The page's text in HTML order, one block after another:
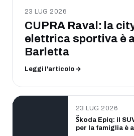
23 LUG 2026
CUPRA Raval: la
elettrica sportiva è
Barletta
Leggi l'articolo →
23 LUG 2026
Škoda Epiq: il
per la famiglia è